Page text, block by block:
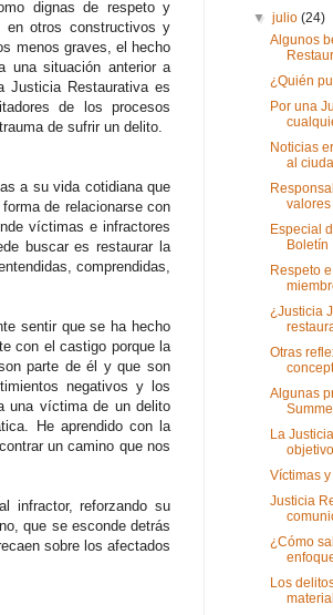
dignas de respeto y
en otros constructivos y
menos graves, el hecho
una situación anterior a
Justicia Restaurativa es
de los procesos
de sufrir un delito.
a su vida cotidiana que
de relacionarse con
víctimas e infractores
buscar es restaurar la
comprendidas,
sentir que se ha hecho
con el castigo porque la
parte de él y que son
negativos y los
una víctima de un delito
He aprendido con la
un camino que nos
infractor, reforzando su
que se esconde detrás
sobre los afectados
▼julio(24)
Algunos
¿Quién
Por una
Noticias
al
valores
Especial
Boletín
Respeto
¿Justicia
Otras
Algunas
La
Víctimas
Justicia
¿Cómo
Los